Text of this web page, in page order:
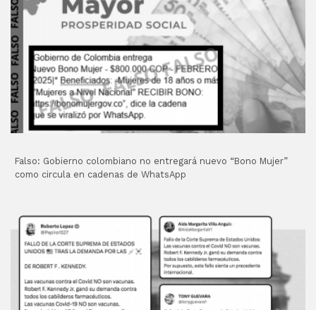
Falso: Gobierno colombiano no entregará nuevo “Bono Mujer”
como circula en cadenas de WhatsApp